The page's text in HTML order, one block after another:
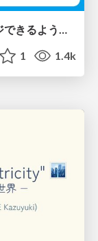
全PRの83%がAIレビューだけでマージできるようになった開発組織はその後どうなったか
1 1.4k